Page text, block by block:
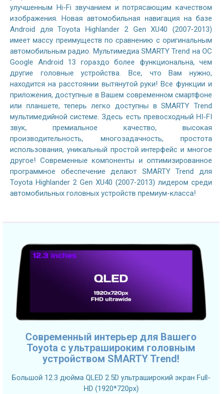
улучшенным Hi-Fi звучанием и потрясающим качеством
изображения. Новая автомобильная навигация на базе
Android для Toyota Highlander 2 Gen XU40 (2007-2013)
имеет массу преимуществ по сравнению с оригинальным
автомобильным радио. Мультимедиа SMARTY Trend на ОС
Google Android 13 гораздо более функциональна, чем
другие головные устройства. Все, что Вам нужно,
находится на расстоянии вытянутой руки! Все функции и
приложения, доступные в Вашем современном смартфоне
или планшете, теперь легко доступны в SMARTY Trend
мультимедийной системе. Здесь есть превосходный HI-FI
звук, премиальное качество, высокая
производительность, многозадачность, простота
использования, уникальный простой интерфейс и многое
другое! Современные компоненты и оптимизированное
программное обеспечение делают SMARTY Trend для
Toyota Highlander 2 Gen XU40 (2007-2013) лидером среди
автомобильных головных устройств премиум-класса!
Современный интерьер для Вашего
Toyota с ультрашироким головным
устройством SMARTY Trend!
Большой 12.3 дюйма QLED 2.5D ультраширокий экран Full-
HD (1920*720px)